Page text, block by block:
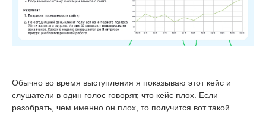
Обычно во время выступления я показываю этот кейс и
слушатели в один голос говорят, что кейс плох. Если
разобрать, чем именно он плох, то получится вот такой